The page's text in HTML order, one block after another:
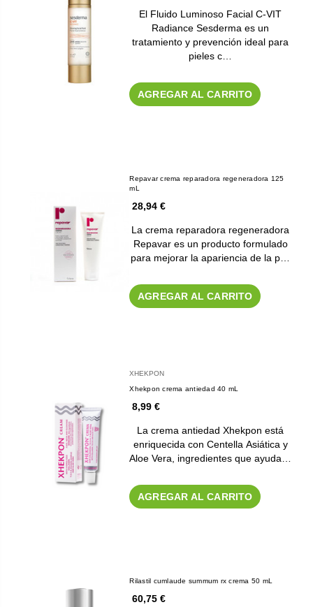
El Fluido Luminoso Facial C-VIT
Radiance Sesderma es un
tratamiento y prevención ideal para
pieles c…
AGREGAR AL CARRITO
Repavar crema reparadora regeneradora 125
mL
28,94 €
La crema reparadora regeneradora
Repavar es un producto formulado
para mejorar la apariencia de la p…
AGREGAR AL CARRITO
XHEKPON
Xhekpon crema antiedad 40 mL
8,99 €
La crema antiedad Xhekpon está
enriquecida con Centella Asiática y
Aloe Vera, ingredientes que ayuda…
AGREGAR AL CARRITO
Rilastil cumlaude summum rx crema 50 mL
60,75 €